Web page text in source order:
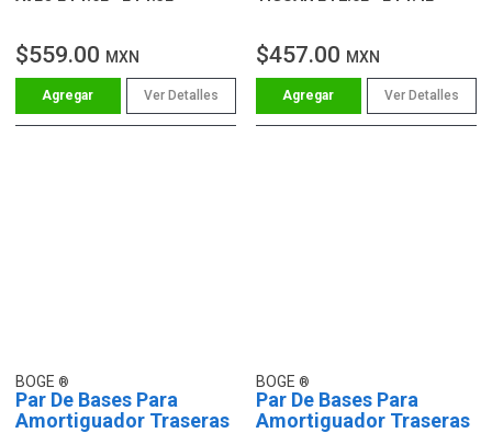
$559.00 MXN
Ver Detalles
$457.00 MXN
Ver Detalles
BOGE
Par De Bases Para
Amortiguador Traseras
BOGE
Par De Bases Para
Amortiguador Traseras